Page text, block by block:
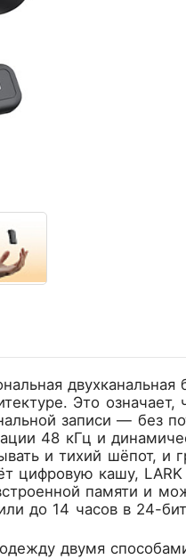
Это
записи — без
48 кГц и
и тихий шёпот, и
цифровую кашу,
памяти и
до 14 часов в 24-
двумя